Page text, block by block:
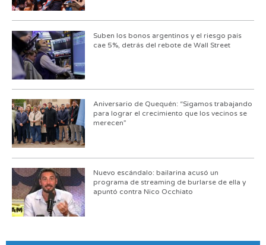
Suben los bonos argentinos y el riesgo país
cae 5%, detrás del rebote de Wall Street
Aniversario de Quequén: “Sigamos trabajando
para lograr el crecimiento que los vecinos se
merecen”
Nuevo escándalo: bailarina acusó un
programa de streaming de burlarse de ella y
apuntó contra Nico Occhiato